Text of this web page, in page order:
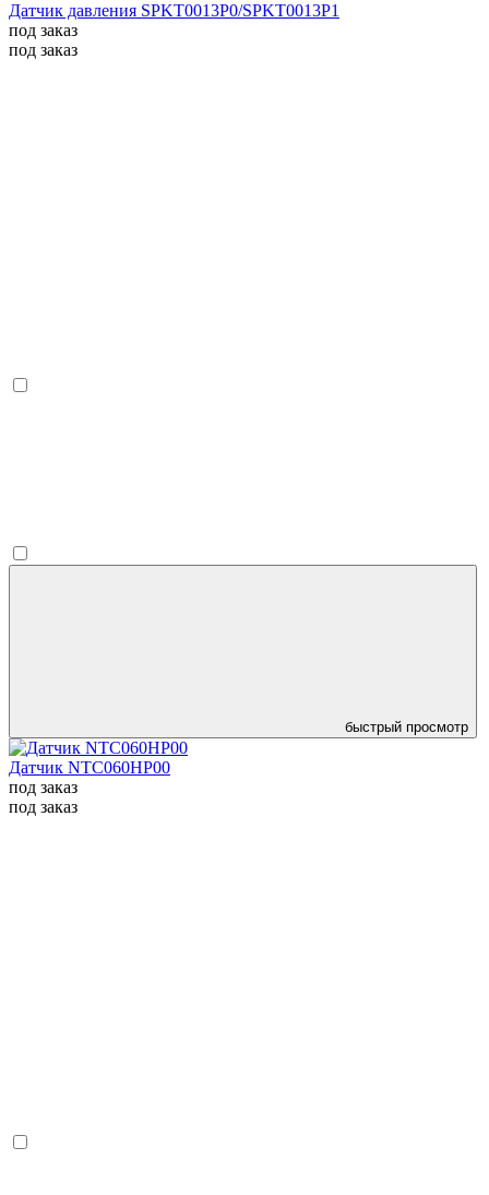
Датчик давления SPKT0013P0/SPKT0013P1
под заказ
под заказ
быстрый просмотр
Датчик NTC060HP00
под заказ
под заказ